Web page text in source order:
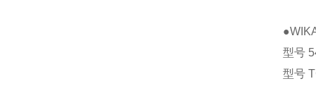
型号
型号